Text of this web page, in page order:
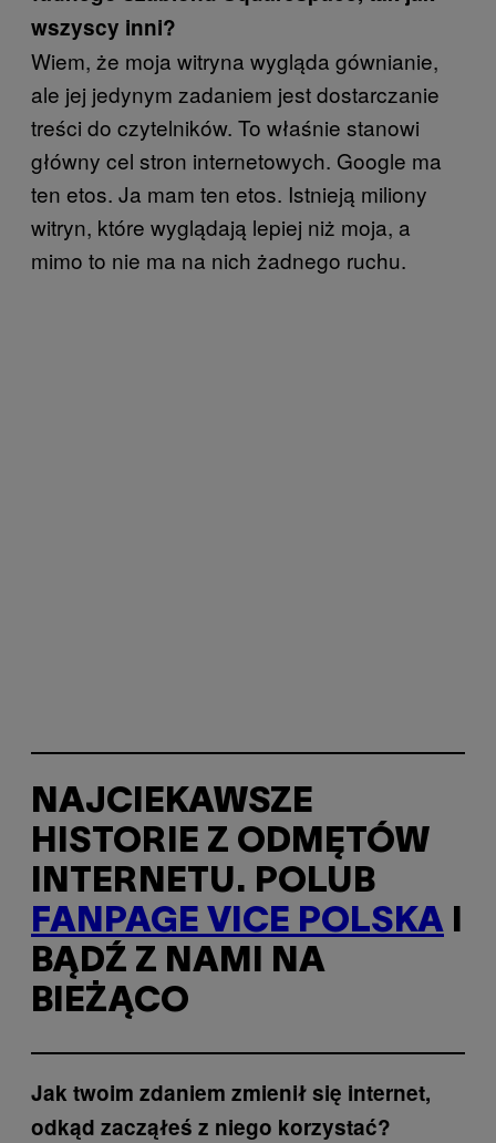
wszyscy inni?
Wiem, że moja witryna wygląda gównianie,
ale jej jedynym zadaniem jest dostarczanie
treści do czytelników. To właśnie stanowi
główny cel stron internetowych. Google ma
ten etos. Ja mam ten etos. Istnieją miliony
witryn, które wyglądają lepiej niż moja, a
mimo to nie ma na nich żadnego ruchu.
NAJCIEKAWSZE
HISTORIE Z ODMĘTÓW
INTERNETU. POLUB
FANPAGE VICE POLSKA
BĄDŹ Z NAMI NA
BIEŻĄCO
Jak twoim zdaniem zmienił się internet,
odkąd zacząłeś z niego korzystać?